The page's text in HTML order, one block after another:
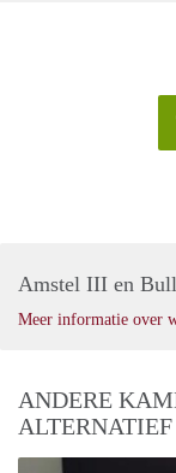
Amstel III en
Meer informatie over
ANDERE